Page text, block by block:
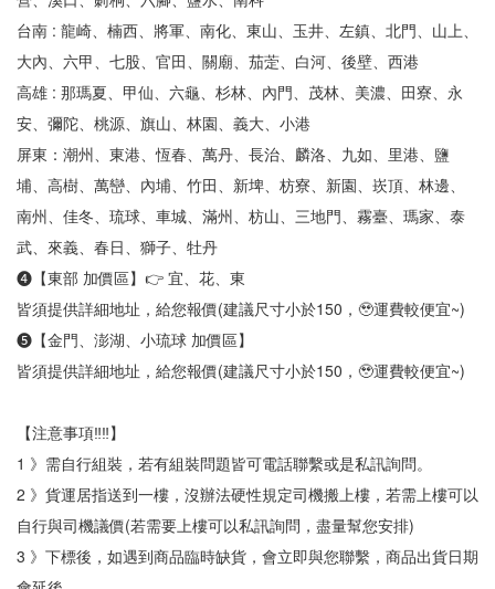
台南 : 龍崎、楠西、將軍、南化、東山、玉井、左鎮、北門、山上、
大內、六甲、七股、官田、關廟、茄萣、白河、後壁、西港
高雄 : 那瑪夏、甲仙、六龜、杉林、內門、茂林、美濃、田寮、永
安、彌陀、桃源、旗山、林園、義大、小港
屏東：潮州、東港、恆春、萬丹、長治、麟洛、九如、里港、鹽
埔、高樹、萬巒、內埔、竹田、新埤、枋寮、新園、崁頂、林邊、
南州、佳冬、琉球、車城、滿州、枋山、三地門、霧臺、瑪家、泰
武、來義、春日、獅子、牡丹
❹【東部 加價區】👉 宜、花、東
皆須提供詳細地址，給您報價(建議尺寸小於150，🥹運費較便宜~)
❺【金門、澎湖、小琉球 加價區】
皆須提供詳細地址，給您報價(建議尺寸小於150，🥹運費較便宜~)
【注意事項‼‼】
1 》需自行組裝，若有組裝問題皆可電話聯繫或是私訊詢問。
2 》貨運居指送到一樓，沒辦法硬性規定司機搬上樓，若需上樓可以
自行與司機議價(若需要上樓可以私訊詢問，盡量幫您安排)
3 》下標後，如遇到商品臨時缺貨，會立即與您聯繫，商品出貨日期